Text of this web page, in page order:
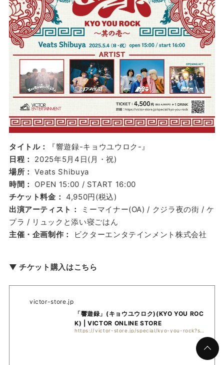
タイトル：
『響遊録-キョウユウロク-』
日程：
2025年5月4日(月・祝)
場所： Veats Shibuya
時間：
OPEN 15:00 / START 16:00
チケット料金：
4,950円(税込)
出演アーティスト：
ミーマイナー(OA) / クジラ夜の街 / ケ
プラ / リュックと添い寝ごはん
主催・企画制作：
ビクターエンタテインメント株式会社
▼ チケット購入はこちら
victor-store.jp
「響遊録」(キョウユウロク)(KYO YOU ROC
K) | VICTOR ONLINE STORE